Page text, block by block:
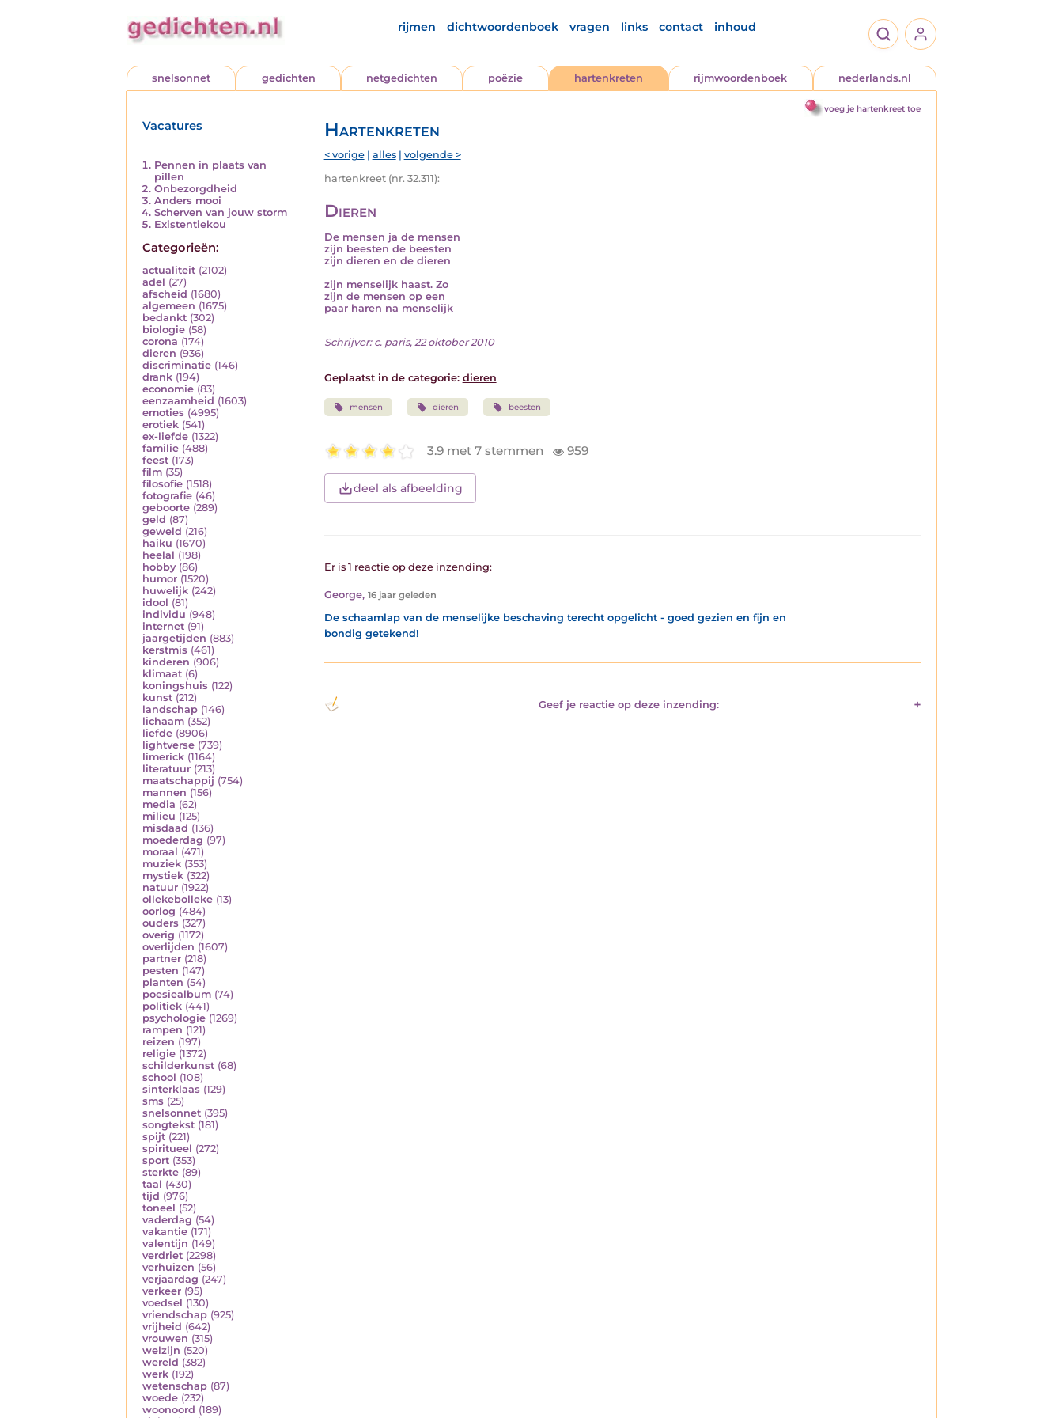
rijmen dichtwoordenboek vragen links contact inhoud
snelsonnet gedichten netgedichten poëzie hartenkreten rijmwoordenboek nederlands.nl
voeg je hartenkreet toe
Vacatures
Pennen in plaats van
pillen
Onbezorgdheid
Anders mooi
Scherven van jouw storm
Existentiekou
Categorieën:
actualiteit (2102)
adel (27)
afscheid (1680)
algemeen (1675)
bedankt (302)
biologie (58)
corona (174)
dieren (936)
discriminatie (146)
drank (194)
economie (83)
eenzaamheid (1603)
emoties (4995)
erotiek (541)
ex-liefde (1322)
familie (488)
feest (173)
film (35)
filosofie (1518)
fotografie (46)
geboorte (289)
geld (87)
geweld (216)
haiku (1670)
heelal (198)
hobby (86)
humor (1520)
huwelijk (242)
idool (81)
individu (948)
internet (91)
jaargetijden (883)
kerstmis (461)
kinderen (906)
klimaat (6)
koningshuis (122)
kunst (212)
landschap (146)
lichaam (352)
liefde (8906)
lightverse (739)
limerick (1164)
literatuur (213)
maatschappij (754)
mannen (156)
media (62)
milieu (125)
misdaad (136)
moederdag (97)
moraal (471)
muziek (353)
mystiek (322)
natuur (1922)
ollekebolleke (13)
oorlog (484)
ouders (327)
overig (1172)
overlijden (1607)
partner (218)
pesten (147)
planten (54)
poesiealbum (74)
politiek (441)
psychologie (1269)
rampen (121)
reizen (197)
religie (1372)
schilderkunst (68)
school (108)
sinterklaas (129)
sms (25)
snelsonnet (395)
songtekst (181)
spijt (221)
spiritueel (272)
sport (353)
sterkte (89)
taal (430)
tijd (976)
toneel (52)
vaderdag (54)
vakantie (171)
valentijn (149)
verdriet (2298)
verhuizen (56)
verjaardag (247)
verkeer (95)
voedsel (130)
vriendschap (925)
vrijheid (642)
vrouwen (315)
welzijn (520)
wereld (382)
werk (192)
wetenschap (87)
woede (232)
woonoord (189)
Hartenkreten
< vorige| alles| volgende >
hartenkreet (nr. 32.311):
Dieren
De mensen ja de mensen
zijn beesten de beesten
zijn dieren en de dieren
zijn menselijk haast. Zo
zijn de mensen op een
paar haren na menselijk
Schrijver: c. paris, 22 oktober 2010
Geplaatst in de categorie: dieren
mensen dieren beesten
3.9 met 7 stemmen 959
deel als afbeelding
Er is 1 reactie op deze inzending:
George, 16 jaar geleden
De schaamlap van de menselijke beschaving terecht opgelicht - goed gezien en fijn en
bondig getekend!
Geef je reactie op deze inzending: